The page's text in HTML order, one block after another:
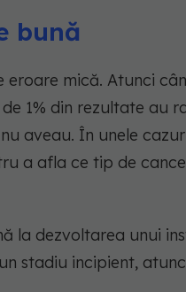
bună
eroare mică. Atunci
1% din rezultate au
aveau. În unele
a afla ce tip de
la dezvoltarea unui
stadiu incipient,